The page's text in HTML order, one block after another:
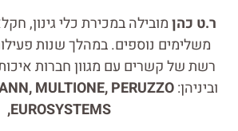
ר.ט כהןמובילה במכירת כלי גינון,
משלימים נוספים. במהלך שנות
רשת של קשרים עם מגוון חברות
וביניהן:MULTIONE, PERUZZO
,EUROSYSTEMS